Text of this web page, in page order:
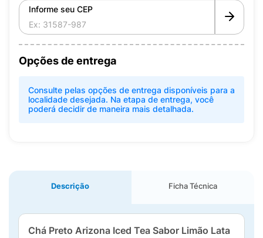
Informe seu CEP
Opções de entrega
Consulte pelas opções de entrega disponíveis para a
localidade desejada. Na etapa de entrega, você
poderá decidir de maneira mais detalhada.
Descrição Ficha Técnica
Chá Preto Arizona Iced Tea Sabor Limão Lata